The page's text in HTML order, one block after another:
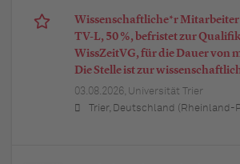
Wissenschaftliche*r
TV-L, 50 %, befristet zur
WissZeitVG, für die Dauer von
Die Stelle ist zur
03.08.2026, Universität Trier
Trier, Deutschland (Rheinland-